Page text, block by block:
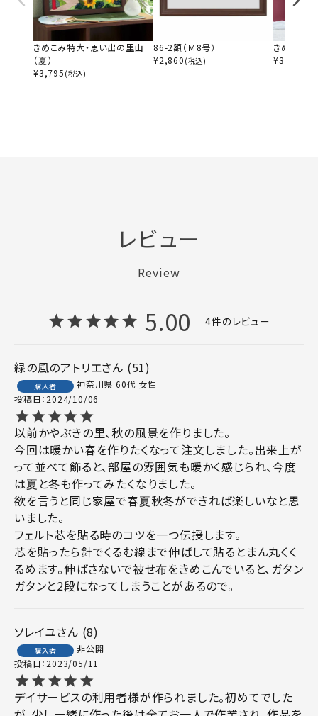
きめこみ特大・思い出の里山
（夏）
¥3,795 (税込)
86-2額（Ｍ8号）
¥2,860 (税込)
きめこみ特
¥3,795
レビュー
Review
5.00 4
緑の風のアトリエ 51
購入者 神奈川県 60代 女性
投稿日 2024/10/06
以前かやぶきの里、秋の風景を作りました。
今回は暖かい春を作りたくなって注文しました。出来上が
って並べて飾ると、部屋の雰囲気も暖かく感じられ、今度
は夏と冬も作ってみたくなりました。
欲を言うと同じ家屋で春夏秋冬ができれば楽しいなと思
いました。
フェルト芯を貼る時のコツを一つ伝授します。
芯を貼ったら針でくるむ線まで伸ばして貼るとまん丸くく
るめます。伸ばさないで被せ布をきめこんでいると、ガタン
ガタンと2段になってしまうことがあるので。
ソレイユ 8
購入者
非公開
投稿日 2023/05/11
デイサービスの利用者様が作られました。初めてでした